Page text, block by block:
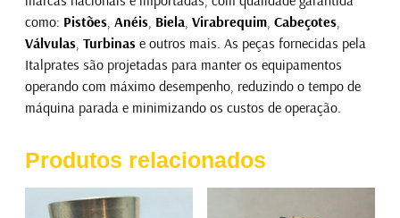
como: Pistões, Anéis, Biela, Virabrequim, Cabeçotes,
Válvulas, Turbinase outros mais. As peças fornecidas pela
Italprates são projetadas para manter os equipamentos
operando com máximo desempenho, reduzindo o tempo de
máquina parada e minimizando os custos de operação.
Produtos relacionados